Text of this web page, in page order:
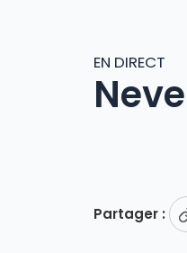
EN DIRECT
Partager :